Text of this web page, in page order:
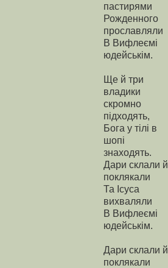
пастирями
Рожденного
прославляли
В Вифлеємі
юдейськім.
Ще й три
владики
скромно
підходять,
Бога у тілі в
шопі
знаходять.
Дари склали й
поклякали
Та Ісуса
вихваляли
В Вифлеємі
юдейськім.
Дари склали й
поклякали